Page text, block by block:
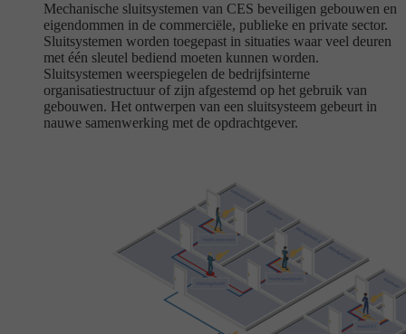
Mechanische sluitsystemen van CES beveiligen gebouwen en
eigendommen in de commerciële, publieke en private sector.
Sluitsystemen worden toegepast in situaties waar veel deuren
met één sleutel bediend moeten kunnen worden.
Sluitsystemen weerspiegelen de bedrijfsinterne
organisatiestructuur of zijn afgestemd op het gebruik van
gebouwen. Het ontwerpen van een sluitsysteem gebeurt in
nauwe samenwerking met de opdrachtgever.